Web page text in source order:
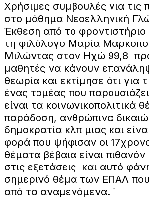
Χρήσιμες συμβουλές για τις
στο μάθημα Νεοελληνική
Έκθεση από το
τη φιλόλογο Μαρία
Μιλώντας στον Ηχώ 99,8
μαθητές να κάνουν
θεωρία και εκτίμησε ότι για
ένας τομέας που
είναι τα κοινωνικοπολιτικά
παράδοση, ανθρώπινα
δημοκρατία κλπ μιας και
φορά που ψήφισαν οι
θέματα βέβαια είναι
στις εξετάσεις και αυτό
σημερινό θέμα των ΕΠΑΛ
από τα αναμενόμενα. ΄